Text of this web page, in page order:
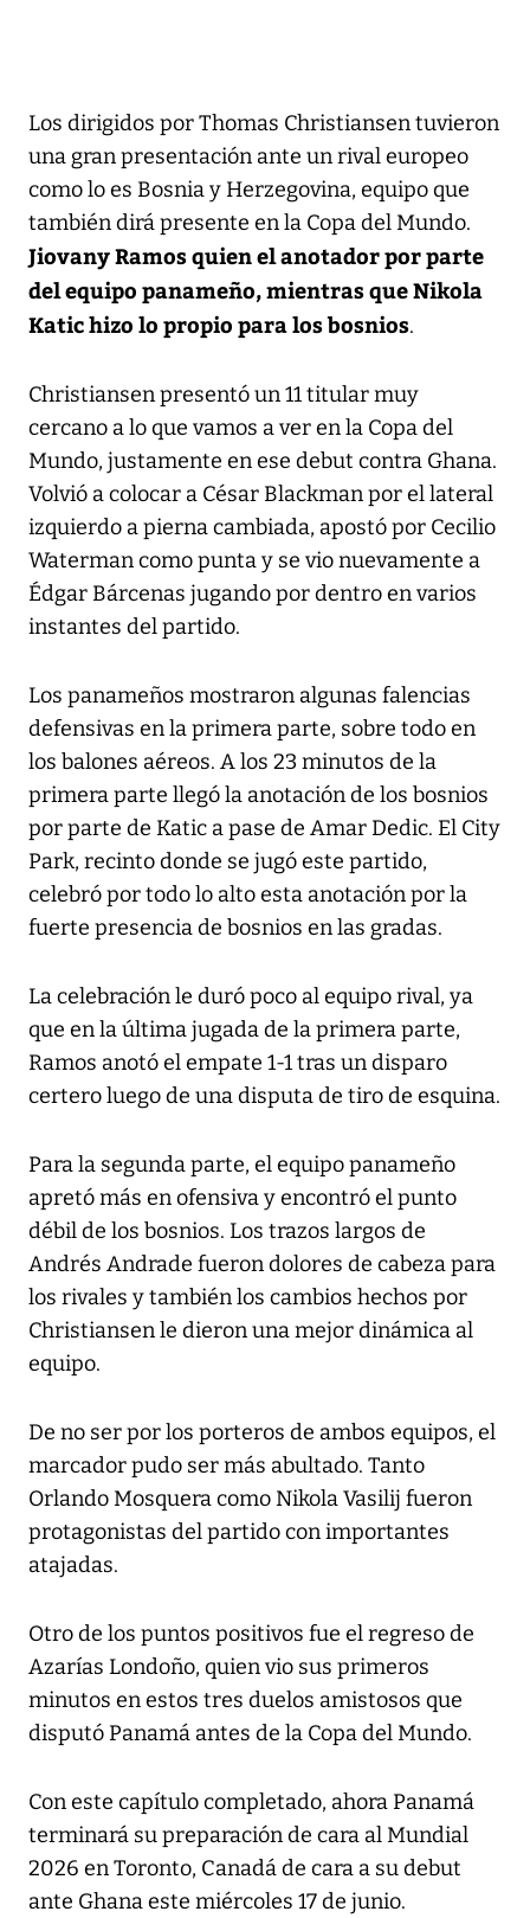
Los dirigidos por Thomas Christiansen tuvieron
una gran presentación ante un rival europeo
como lo es Bosnia y Herzegovina, equipo que
también dirá presente en la Copa del Mundo.
Jiovany Ramos quien el anotador por parte
del equipo panameño, mientras que Nikola
Katic hizo lo propio para los bosnios.
Christiansen presentó un 11 titular muy
cercano a lo que vamos a ver en la Copa del
Mundo, justamente en ese debut contra Ghana.
Volvió a colocar a César Blackman por el lateral
izquierdo a pierna cambiada, apostó por Cecilio
Waterman como punta y se vio nuevamente a
Édgar Bárcenas jugando por dentro en varios
instantes del partido.
Los panameños mostraron algunas falencias
defensivas en la primera parte, sobre todo en
los balones aéreos. A los 23 minutos de la
primera parte llegó la anotación de los bosnios
por parte de Katic a pase de Amar Dedic. El City
Park, recinto donde se jugó este partido,
celebró por todo lo alto esta anotación por la
fuerte presencia de bosnios en las gradas.
La celebración le duró poco al equipo rival, ya
que en la última jugada de la primera parte,
Ramos anotó el empate 1-1 tras un disparo
certero luego de una disputa de tiro de esquina.
Para la segunda parte, el equipo panameño
apretó más en ofensiva y encontró el punto
débil de los bosnios. Los trazos largos de
Andrés Andrade fueron dolores de cabeza para
los rivales y también los cambios hechos por
Christiansen le dieron una mejor dinámica al
equipo.
De no ser por los porteros de ambos equipos, el
marcador pudo ser más abultado. Tanto
Orlando Mosquera como Nikola Vasilij fueron
protagonistas del partido con importantes
atajadas.
Otro de los puntos positivos fue el regreso de
Azarías Londoño, quien vio sus primeros
minutos en estos tres duelos amistosos que
disputó Panamá antes de la Copa del Mundo.
Con este capítulo completado, ahora Panamá
terminará su preparación de cara al Mundial
2026 en Toronto, Canadá de cara a su debut
ante Ghana este miércoles 17 de junio.